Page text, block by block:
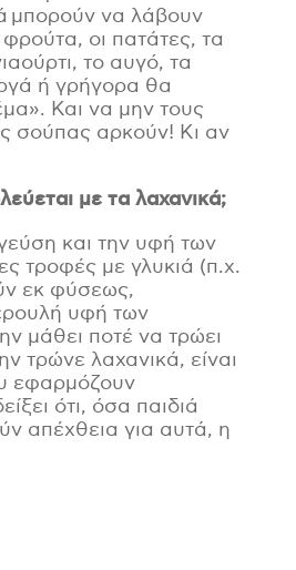
μπορούν να λάβουν
οι πατάτες, τα
το αυγό, τα
ή γρήγορα θα
Και να μην τους
σούπας αρκούν! Κι αν
εται με τα λαχανικά;
και την υφή των
τροφές με γλυκιά (π.χ.
εκ φύσεως,
υφή των
μάθει ποτέ να τρώει
τρώνε λαχανικά, είναι
εφαρμόζουν
ότι, όσα παιδιά
απέχθεια για αυτά, η
και συμφωνείτε με τους Όρους